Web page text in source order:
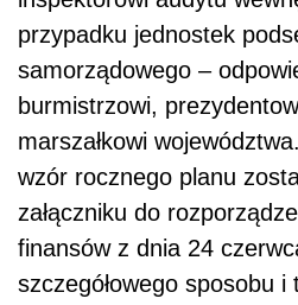
przypadku jednostek
samorządowego –
burmistrzowi,
marszałkowi
wzór rocznego planu
załączniku do
finansów z dnia 24
szczegółowego sposobu i